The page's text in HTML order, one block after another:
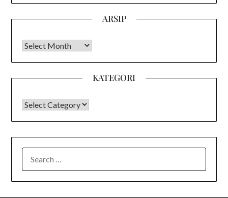
ARSIP
Arsip
KATEGORI
KATEGORI
FOR: